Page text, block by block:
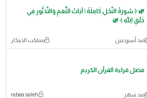
​🌿 ﴿ سُورَةُ النَّحْلِ كَامِلَةً | آيَاتُ النِّعَمِ وَالتَّدَبُّورِ فِي
خَلْقِ اللهِ ﴾ 🌿
منذ أسبوعين مملكت الابتكار
فضل قراءة القرآن الكريم
منذ شهر rabea saleh